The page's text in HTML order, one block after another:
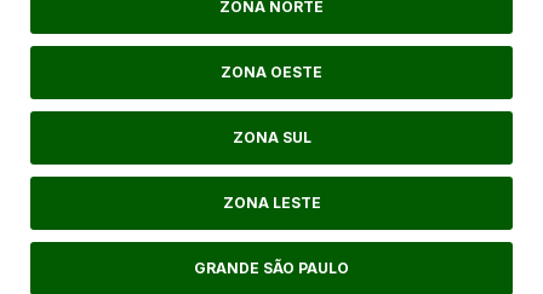
ZONA NORTE
ZONA OESTE
ZONA SUL
ZONA LESTE
GRANDE SÃO PAULO